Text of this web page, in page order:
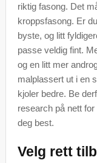
riktig fasong. Det
kroppsfasong. Er
byste, og litt
passe veldig fint.
og en litt mer
malplassert ut i en
kjoler bedre. Be
research på nett
deg best.
Velg rett